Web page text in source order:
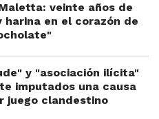
veinte años de
harina en el corazón de
y "asociación ilícita"
imputados una causa
juego clandestino